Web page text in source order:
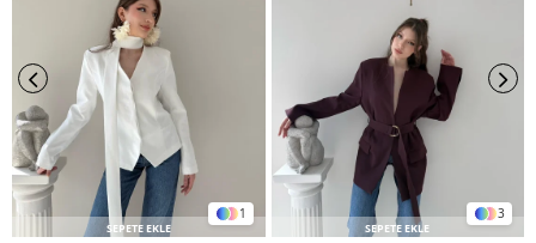
1
SEPETE EKLE
3
SEPETE EKLE